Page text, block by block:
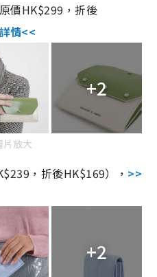
價HK$299，折後
情<<
+2
片放大
，折後HK$169）， >>
+2